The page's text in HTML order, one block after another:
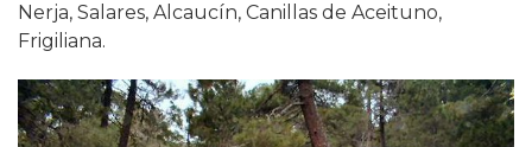
Nerja, Salares, Alcaucín, Canillas de Aceituno,
Frigiliana.